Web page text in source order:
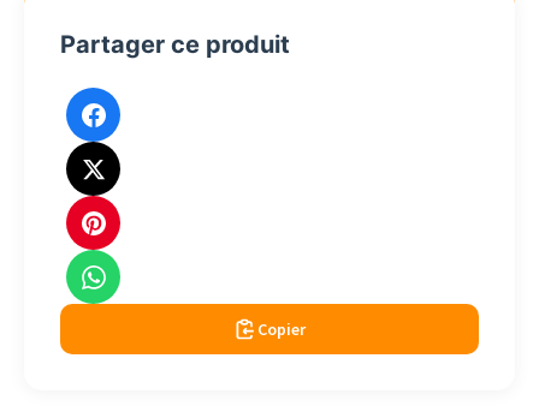
graphite
Partager ce produit
Copier